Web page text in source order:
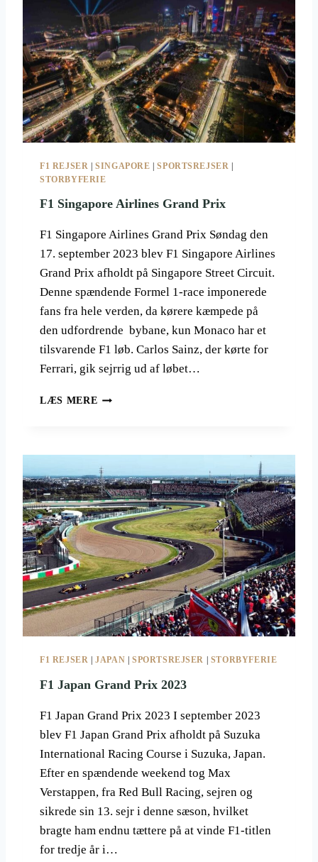
G
R
A
N
D
P
R
I
X
I
A
S
V
G
S
,
O
R
V
Æ
E
R
Ø
M
T
E
R
A
C
E
F1 REJSER |SINGAPORE |SPORTSREJSER |
STORBYFERIE
F1 Singapore Airlines Grand Prix
F1 Singapore Airlines Grand Prix Søndag den
17. september 2023 blev F1 Singapore Airlines
Grand Prix afholdt på Singapore Street Circuit.
Denne spændende Formel 1-race imponerede
fans fra hele verden, da kørere kæmpede på
den udfordrende bybane, kun Monaco har et
tilsvarende F1 løb. Carlos Sainz, der kørte for
Ferrari, gik sejrrig ud af løbet…
LÆS MERE F
N
G
A
P
O
R
E
A
I
R
I
N
S
G
D
P
R
X
F1 REJSER |JAPAN SPORTSREJSER STORBYFERIE
F1 Japan Grand Prix 2023
F1 Japan Grand Prix 2023 I september 2023
blev F1 Japan Grand Prix afholdt på Suzuka
International Racing Course i Suzuka, Japan.
Efter en spændende weekend tog Max
Verstappen, fra Red Bull Racing, sejren og
sikrede sin 13. sejr i denne sæson, hvilket
bragte ham endnu tættere på at vinde F1-titlen
for tredje år i…